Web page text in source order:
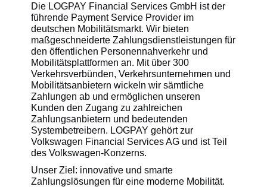
Die LOGPAY Financial Services GmbH ist der
führende Payment Service Provider im
deutschen Mobilitätsmarkt. Wir bieten
maßgeschneiderte Zahlungsdienstleistungen für
den öffentlichen Personennahverkehr und
Mobilitätsplattformen an. Mit über 300
Verkehrsverbünden, Verkehrsunternehmen und
Mobilitätsanbietern wickeln wir sämtliche
Zahlungen ab und ermöglichen unseren
Kunden den Zugang zu zahlreichen
Zahlungsanbietern und bedeutenden
Systembetreibern. LOGPAY gehört zur
Volkswagen Financial Services AG und ist Teil
des Volkswagen-Konzerns.
Unser Ziel: innovative und smarte
Zahlungslösungen für eine moderne Mobilität.